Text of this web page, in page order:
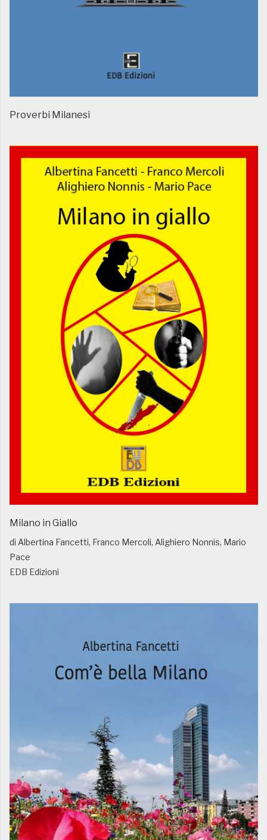
Proverbi Milanesi
Milano in Giallo
di Albertina Fancetti, Franco Mercoli, Alighiero Nonnis, Mario
Pace
EDB Edizioni